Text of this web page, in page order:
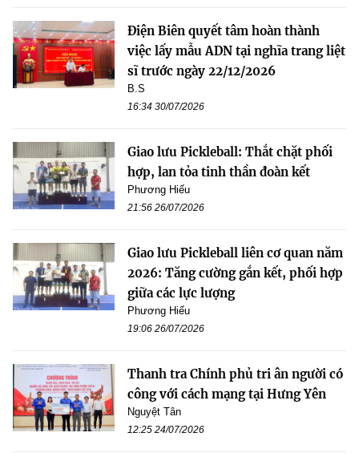
Điện Biên quyết tâm hoàn thành
việc lấy mẫu ADN tại nghĩa trang liệt
sĩ trước ngày 22/12/2026
B.S
16:34 30/07/2026
Giao lưu Pickleball: Thắt chặt phối
hợp, lan tỏa tinh thần đoàn kết
Phương Hiếu
21:56 26/07/2026
Giao lưu Pickleball liên cơ quan năm
2026: Tăng cường gắn kết, phối hợp
giữa các lực lượng
Phương Hiếu
19:06 26/07/2026
Thanh tra Chính phủ tri ân người có
công với cách mạng tại Hưng Yên
Nguyệt Tân
12:25 24/07/2026